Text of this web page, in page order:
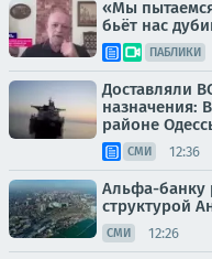
«Мы
бьёт нас
ПАБЛИКИ
Доставляли
назначения:
районе
СМИ 12:36
Альфа-банку
структурой
СМИ 12:26